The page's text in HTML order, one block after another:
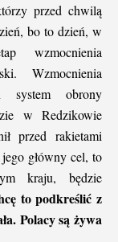
przed chwilą
bo to dzień, w
wzmocnienia
Wzmocnienia
system obrony
w Redzikowie
przed rakietami
główny cel, to
kraju, będzie
to podkreślić z
Polacy są żywa